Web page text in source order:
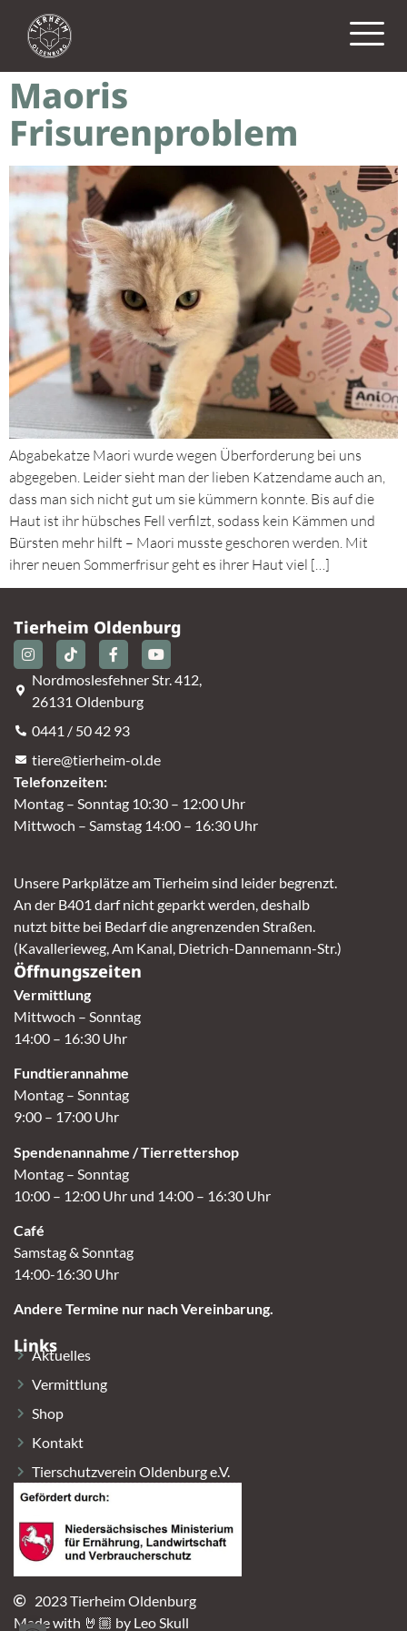
Tag: 5. April 2026
Maoris
Frisurenproblem
Abgabekatze Maori wurde wegen Überforderung bei uns
abgegeben. Leider sieht man der lieben Katzendame auch an,
dass man sich nicht gut um sie kümmern konnte. Bis auf die
Haut ist ihr hübsches Fell verfilzt, sodass kein Kämmen und
Bürsten mehr hilft – Maori musste geschoren werden. Mit
ihrer neuen Sommerfrisur geht es ihrer Haut viel […]
Tierheim Oldenburg
Nordmoslesfehner Str. 412,
26131 Oldenburg
0441 / 50 42 93
tiere@tierheim-ol.de
Telefonzeiten:
Montag – Sonntag 10:30 – 12:00 Uhr
Mittwoch – Samstag 14:00 – 16:30 Uhr
Unsere Parkplätze am Tierheim sind leider begrenzt.
An der B401 darf nicht geparkt werden, deshalb
nutzt bitte bei Bedarf die angrenzenden Straßen.
(Kavallerieweg, Am Kanal, Dietrich-Dannemann-Str.)
Öffnungszeiten
Vermittlung
Mittwoch – Sonntag
14:00 – 16:30 Uhr
Fundtierannahme
Montag – Sonntag
9:00 – 17:00 Uhr
Spendenannahme / Tierrettershop
Montag – Sonntag
10:00 – 12:00 Uhr und 14:00 – 16:30 Uhr
Café
Samstag & Sonntag
14:00-16:30 Uhr
Andere Termine nur nach Vereinbarung.
Links
Aktuelles
Vermittlung
Shop
Kontakt
Tierschutzverein Oldenburg e.V.
2023 Tierheim Oldenburg
Made with 🤘🏼 by Leo Skull